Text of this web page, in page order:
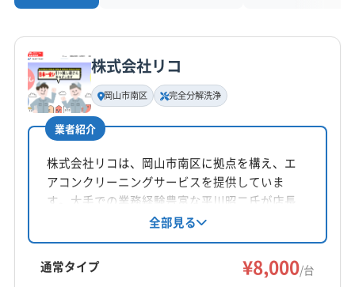
株式会社リコ
岡山市南区 完全分解洗浄
業者紹介
株式会社リコは、岡山市南区に拠点を構え、エ
アコンクリーニングサービスを提供していま
す。大手での業務経験豊富な平川昭二氏が店長
を務め、丁寧な作業と安全を心掛けています。
基本料金一台8000円からで、複数台割引やオプ
ションも充実。土日祝日対応、完全分解クリー
ニング、防カビ・抗菌コーティングにも対応し
全部見る
通常タイプ ¥8,000/台